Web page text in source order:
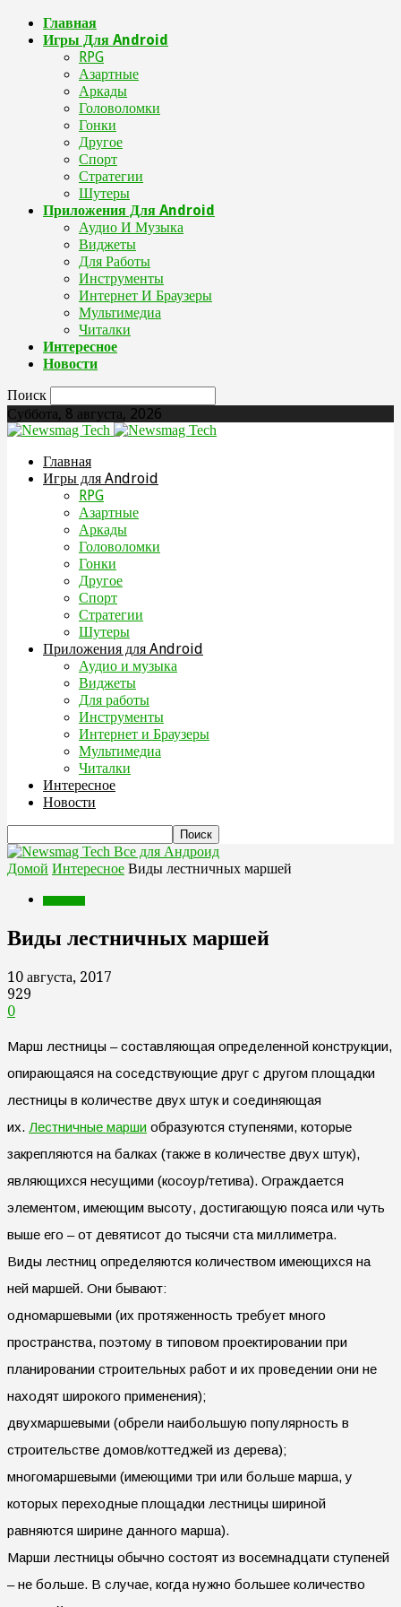
Главная
Игры Для Android
RPG
Азартные
Аркады
Головоломки
Гонки
Другое
Спорт
Стратегии
Шутеры
Приложения Для Android
Аудио И Музыка
Виджеты
Для Работы
Инструменты
Интернет И Браузеры
Мультимедиа
Читалки
Интересное
Новости
Поиск
Суббота, 8 августа, 2026
Главная
Игры для Android
RPG
Азартные
Аркады
Головоломки
Гонки
Другое
Спорт
Стратегии
Шутеры
Приложения для Android
Аудио и музыка
Виджеты
Для работы
Инструменты
Интернет и Браузеры
Мультимедиа
Читалки
Интересное
Новости
Все для Андроид
Домой Интересное Виды лестничных маршей
Виды лестничных маршей
10 августа, 2017
929
0
Марш лестницы – составляющая определенной конструкции,
опирающаяся на соседствующие друг с другом площадки
лестницы в количестве двух штук и соединяющая
их. Лестничные марши образуются ступенями, которые
закрепляются на балках (также в количестве двух штук),
являющихся несущими (косоур/тетива). Ограждается
элементом, имеющим высоту, достигающую пояса или чуть
выше его – от девятисот до тысячи ста миллиметра.
Виды лестниц определяются количеством имеющихся на
ней маршей. Они бывают:
одномаршевыми (их протяженность требует много
пространства, поэтому в типовом проектировании при
планировании строительных работ и их проведении они не
находят широкого применения);
двухмаршевыми (обрели наибольшую популярность в
строительстве домов/коттеджей из дерева);
многомаршевыми (имеющими три или больше марша, у
которых переходные площадки лестницы шириной
равняются ширине данного марша).
Марши лестницы обычно состоят из восемнадцати ступеней
– не больше. В случае, когда нужно большее количество